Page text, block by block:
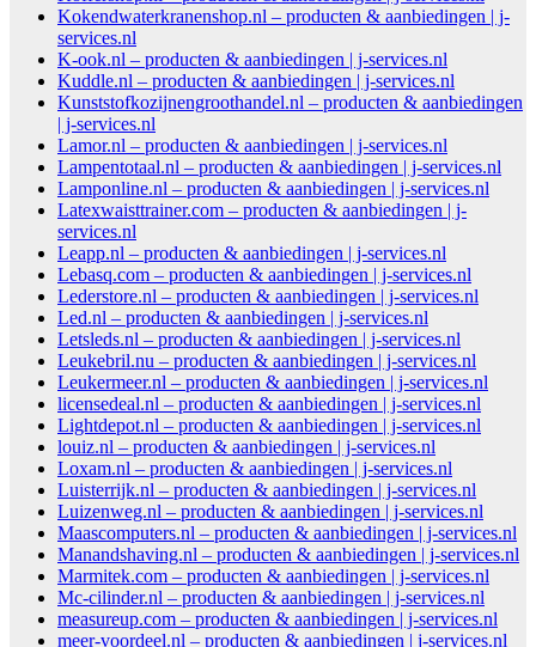
Kokendwaterkranenshop.nl – producten & aanbiedingen | j-
services.nl
K-ook.nl – producten & aanbiedingen | j-services.nl
Kuddle.nl – producten & aanbiedingen | j-services.nl
Kunststofkozijnengroothandel.nl – producten & aanbiedingen
| j-services.nl
Lamor.nl – producten & aanbiedingen | j-services.nl
Lampentotaal.nl – producten & aanbiedingen | j-services.nl
Lamponline.nl – producten & aanbiedingen | j-services.nl
Latexwaisttrainer.com – producten & aanbiedingen | j-
services.nl
Leapp.nl – producten & aanbiedingen | j-services.nl
Lebasq.com – producten & aanbiedingen | j-services.nl
Lederstore.nl – producten & aanbiedingen | j-services.nl
Led.nl – producten & aanbiedingen | j-services.nl
Letsleds.nl – producten & aanbiedingen | j-services.nl
Leukebril.nu – producten & aanbiedingen | j-services.nl
Leukermeer.nl – producten & aanbiedingen | j-services.nl
licensedeal.nl – producten & aanbiedingen | j-services.nl
Lightdepot.nl – producten & aanbiedingen | j-services.nl
louiz.nl – producten & aanbiedingen | j-services.nl
Loxam.nl – producten & aanbiedingen | j-services.nl
Luisterrijk.nl – producten & aanbiedingen | j-services.nl
Luizenweg.nl – producten & aanbiedingen | j-services.nl
Maascomputers.nl – producten & aanbiedingen | j-services.nl
Manandshaving.nl – producten & aanbiedingen | j-services.nl
Marmitek.com – producten & aanbiedingen | j-services.nl
Mc-cilinder.nl – producten & aanbiedingen | j-services.nl
measureup.com – producten & aanbiedingen | j-services.nl
meer-voordeel.nl – producten & aanbiedingen | j-services.nl